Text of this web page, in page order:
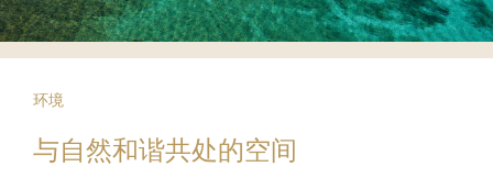
环境
与自然和谐共处的空间